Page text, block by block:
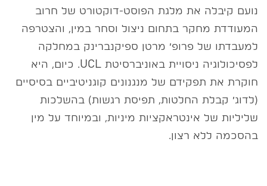
נועם קיבלה את מלגת הפוסט-דוקטורט של חרוב
המעודדת מחקר בתחום ניצול וסחר במין, והצטרפה
למעבדתו של פרופ׳ מרטן ספיקנברינק במחלקה
לפסיכולוגיה ניסויית באוניברסיטת UCL. כיום, היא
חוקרת את תפקידם של מנגנונים קוגניטיביים בסיסיים
(לדוג׳ קבלת החלטות, תפיסת רגשות) בהשלכות
שליליות של אינטראקציות מיניות, ובמיוחד על מין
בהסכמה ללא רצון.